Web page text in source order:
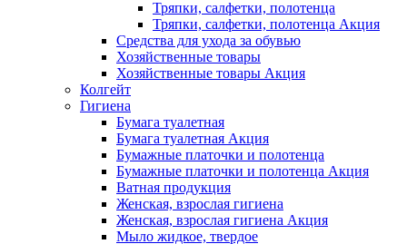
Тряпки, салфетки, полотенца
Тряпки, салфетки, полотенца Акция
Средства для ухода за обувью
Хозяйственные товары
Хозяйственные товары Акция
Колгейт
Гигиена
Бумага туалетная
Бумага туалетная Акция
Бумажные платочки и полотенца
Бумажные платочки и полотенца Акция
Ватная продукция
Женская, взрослая гигиена
Женская, взрослая гигиена Акция
Мыло жидкое, твердое